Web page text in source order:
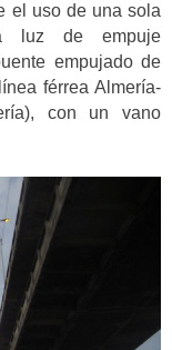
el uso de una sola
luz de empuje
empujado de
férrea Almería-
con un vano